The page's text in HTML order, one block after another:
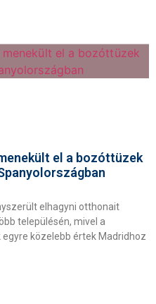
el a bozóttüzek
elhagyni otthonait
településén, mivel a
közelebb értek Madridhoz